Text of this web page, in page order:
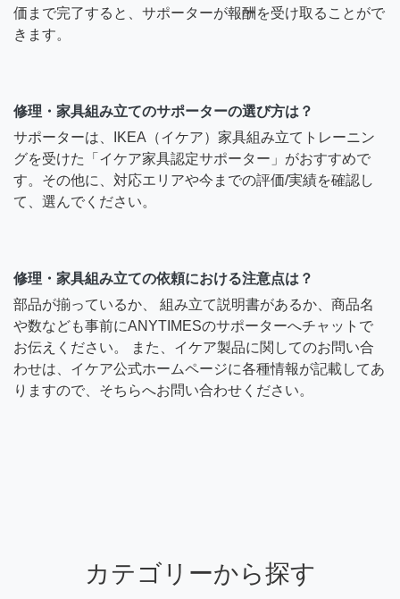
価まで完了すると、サポーターが報酬を受け取ることがで
きます。
修理・家具組み立てのサポーターの選び方は？
サポーターは、IKEA（イケア）家具組み立てトレーニン
グを受けた「イケア家具認定サポーター」がおすすめで
す。その他に、対応エリアや今までの評価/実績を確認し
て、選んでください。
修理・家具組み立ての依頼における注意点は？
部品が揃っているか、 組み立て説明書があるか、商品名
や数なども事前にANYTIMESのサポーターへチャットで
お伝えください。 また、イケア製品に関してのお問い合
わせは、イケア公式ホームページに各種情報が記載してあ
りますので、そちらへお問い合わせください。
カテゴリーから探す